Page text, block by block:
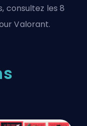
consultez les 8
Valorant.